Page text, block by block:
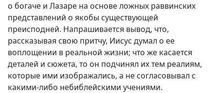
о богаче и Лазаре на основе ложных раввинских
представлений о якобы существующей
преисподней. Напрашивается вывод, что,
рассказывая свою притчу, Иисус думал о ее
воплощении в реальной жизни; что же касается
деталей и сюжета, то он подчинял их тем реалиям,
которые ими изображались, а не согласовывал с
какими-либо небиблейскими учениями.